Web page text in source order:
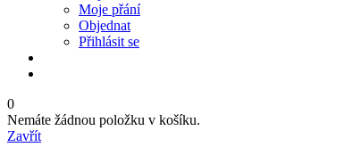
Moje přání
Objednat
Přihlásit se
0
Nemáte žádnou položku v košíku.
Zavřít